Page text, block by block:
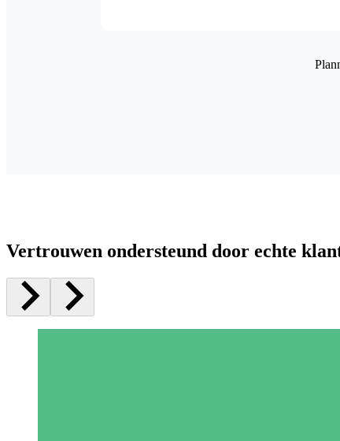
Vertrouwen ondersteund door echte